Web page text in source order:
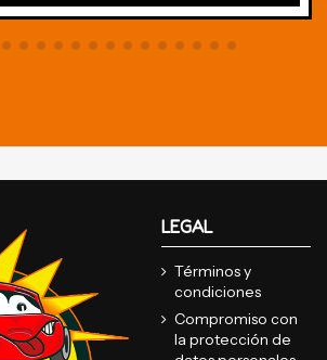
LEGAL
Términos y
condiciones
Compromiso con
la protección de